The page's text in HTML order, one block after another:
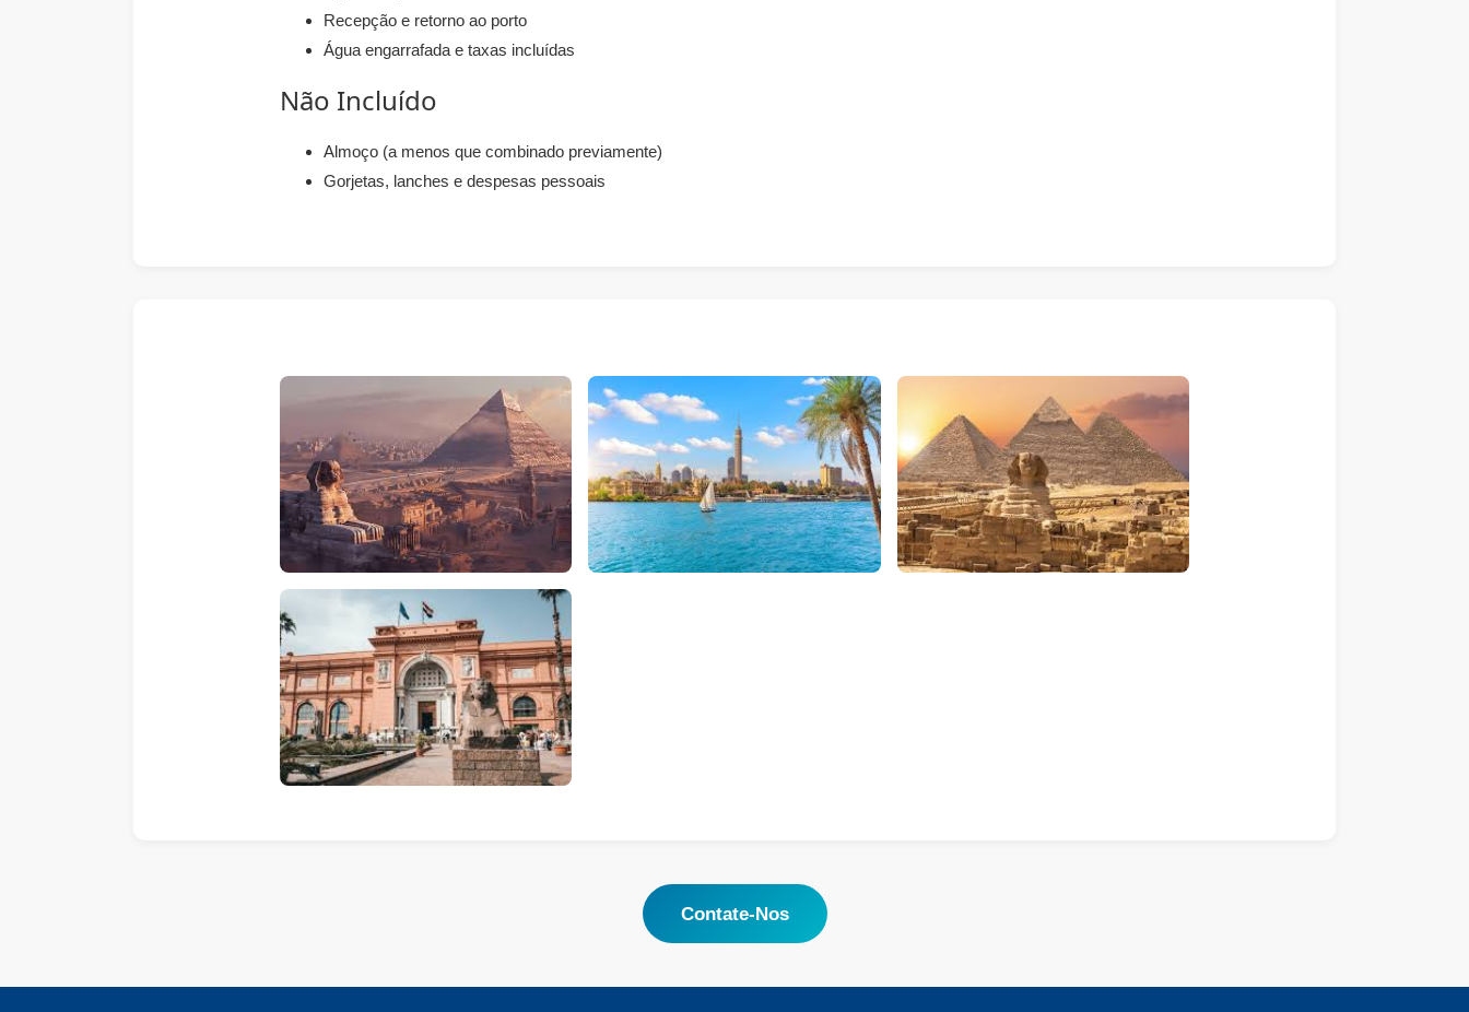
Recepção e retorno ao porto
Água engarrafada e taxas incluídas
Não Incluído
Almoço (a menos que combinado previamente)
Gorjetas, lanches e despesas pessoais
Contate-Nos